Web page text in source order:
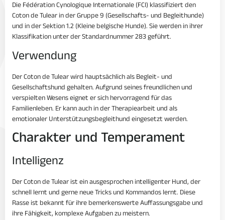
Die Fédération Cynologique Internationale (FCI) klassifiziert den
Coton de Tulear in der Gruppe 9 (Gesellschafts- und Begleithunde)
und in der Sektion 1.2 (Kleine belgische Hunde). Sie werden in ihrer
Klassifikation unter der Standardnummer 283 geführt.
Verwendung
Der Coton de Tulear wird hauptsächlich als Begleit- und
Gesellschaftshund gehalten. Aufgrund seines freundlichen und
verspielten Wesens eignet er sich hervorragend für das
Familienleben. Er kann auch in der Therapiearbeit und als
emotionaler Unterstützungsbegleithund eingesetzt werden.
Charakter und Temperament
Intelligenz
Der Coton de Tulear ist ein ausgesprochen intelligenter Hund, der
schnell lernt und gerne neue Tricks und Kommandos lernt. Diese
Rasse ist bekannt für ihre bemerkenswerte Auffassungsgabe und
ihre Fähigkeit, komplexe Aufgaben zu meistern.